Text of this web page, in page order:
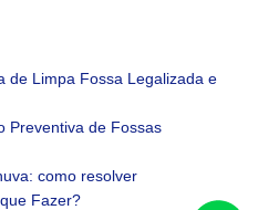
de Limpa Fossa Legalizada e
Preventiva de Fossas
como resolver
Fazer?